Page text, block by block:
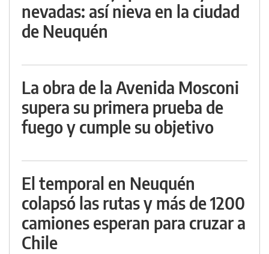
nevadas: así nieva en la ciudad
de Neuquén
La obra de la Avenida Mosconi
supera su primera prueba de
fuego y cumple su objetivo
El temporal en Neuquén
colapsó las rutas y más de 1200
camiones esperan para cruzar a
Chile